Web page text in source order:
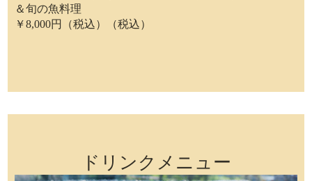
＆旬の魚料理
￥8,000円（税込）（税込）
ドリンクメニュー